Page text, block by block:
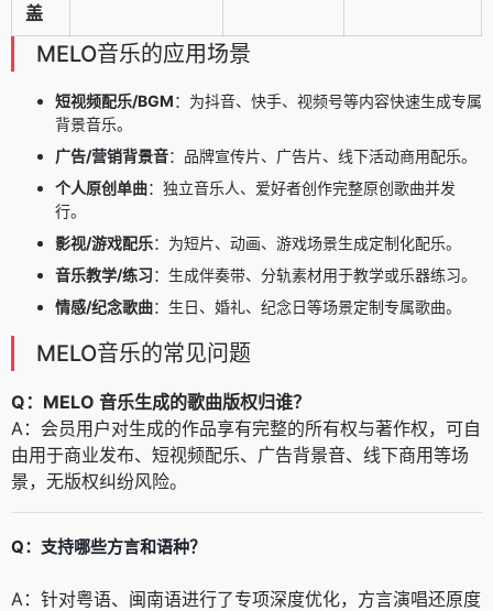
盖
MELO音乐的应用场景
短视频配乐/BGM：为抖音、快手、视频号等内容快速生成专属
背景音乐。
广告/营销背景音：品牌宣传片、广告片、线下活动商用配乐。
个人原创单曲：独立音乐人、爱好者创作完整原创歌曲并发
行。
影视/游戏配乐：为短片、动画、游戏场景生成定制化配乐。
音乐教学/练习：生成伴奏带、分轨素材用于教学或乐器练习。
情感/纪念歌曲：生日、婚礼、纪念日等场景定制专属歌曲。
MELO音乐的常见问题
Q：MELO 音乐生成的歌曲版权归谁？
A：会员用户对生成的作品享有完整的所有权与著作权，可自
由用于商业发布、短视频配乐、广告背景音、线下商用等场
景，无版权纠纷风险。
Q：支持哪些方言和语种？
A：针对粤语、闽南语进行了专项深度优化，方言演唱还原度